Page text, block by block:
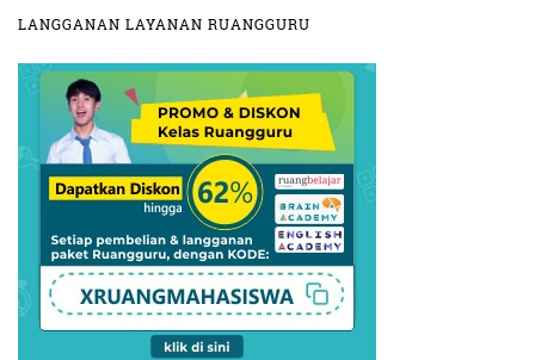
LANGGANAN LAYANAN RUANGGURU